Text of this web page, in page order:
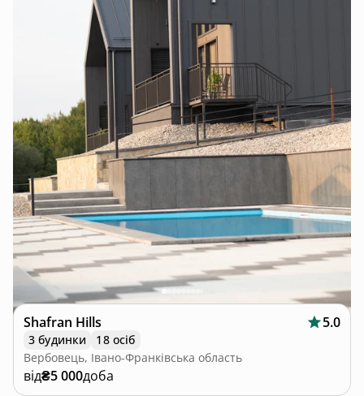
Shafran Hills 5.0
3 будинки
18 осіб
Вербовець, Івано-Франківська область
від₴5 000доба